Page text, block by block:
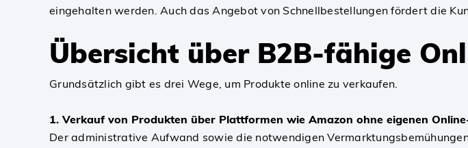
eingehalten werden. Auch das Angebot von Schnellbestellungen fördert die
Übersicht über B2B-fähige
Grundsätzlich gibt es drei Wege, um Produkte online zu verkaufen.
1. Verkauf von Produkten über Plattformen wie Amazon ohne eigenen
Der administrative Aufwand sowie die notwendigen